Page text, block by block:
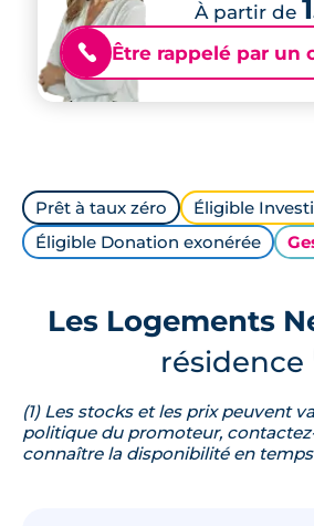
À partir de
📞 Être rappelé par un
Prêt à taux zéro
Éligible
Éligible Donation exonérée
Les Logements
résidence
(1) Les stocks et les prix peuvent
politique du promoteur,
connaître la disponibilité en temps